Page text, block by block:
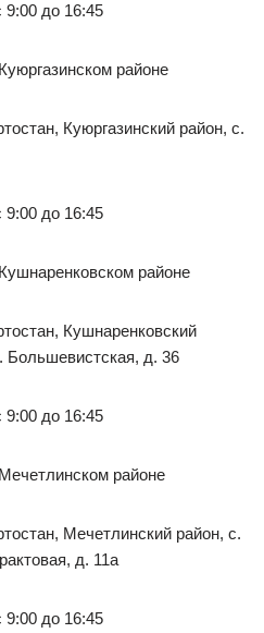
9:00 до 16:45
районе
Куюргазинский район, с.
9:00 до 16:45
районе
Кушнаренковский
Большевистская, д. 36
9:00 до 16:45
районе
Мечетлинский район, с.
д. 11а
9:00 до 16:45